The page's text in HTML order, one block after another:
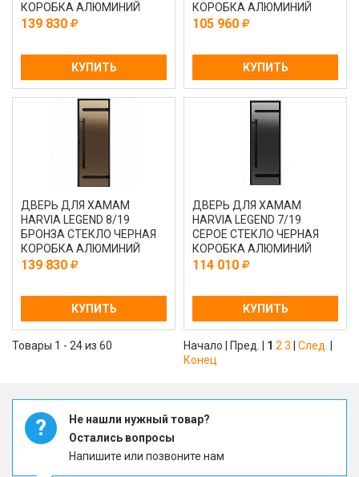
КОРОБКА АЛЮМИНИЙ
139 830
КУПИТЬ
КОРОБКА АЛЮМИНИЙ
ПРОЗРАЧНАЯ DA81904L)
105 960
КУПИТЬ
ДВЕРЬ ДЛЯ ХАМАМ
HARVIA LEGEND 8/19
БРОНЗА СТЕКЛО ЧЕРНАЯ
КОРОБКА АЛЮМИНИЙ
139 830
КУПИТЬ
ДВЕРЬ ДЛЯ ХАМАМ
HARVIA LEGEND 7/19
СЕРОЕ СТЕКЛО ЧЕРНАЯ
КОРОБКА АЛЮМИНИЙ
114 010
КУПИТЬ
Товары 1 - 24 из 60 Начало | Пред. | 1 2 3 След.
Конец
?
Не нашли нужный товар?
Остались вопросы
Напишите или позвоните нам